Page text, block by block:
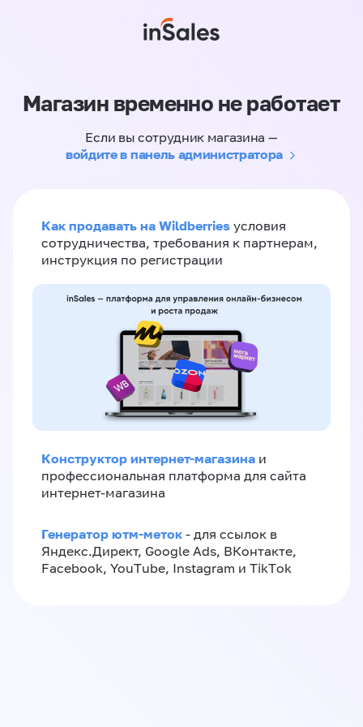
Магазин временно не работает
Если вы сотрудник магазина —
войдите в панель администратора
Как продавать на Wildberries условия
сотрудничества, требования к партнерам,
инструкция по регистрации
Конструктор интернет-магазина и
профессиональная платформа для сайта
интернет-магазина
Генератор ютм-меток - для ссылок в
Яндекс.Директ, Google Ads, ВКонтакте,
Facebook, YouTube, Instagram и TikTok